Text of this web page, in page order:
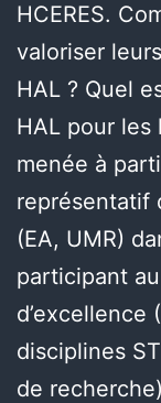
HCERES.
valoriser
HAL ? Quel
HAL pour les
menée à
représentatif
(EA, UMR)
participant
d’excellence
disciplines
de